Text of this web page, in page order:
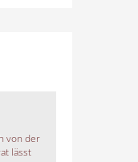
von der
lässt